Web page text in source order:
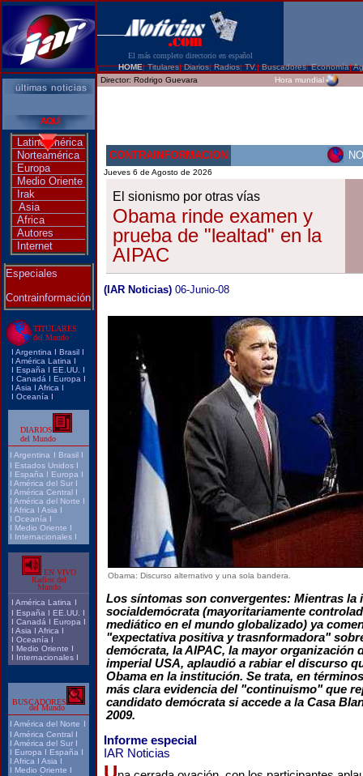
El más completo directorio en español
HOME|Titulares| Diarios| Radios| TV.|Buscadores|Economía|
Latinoamérica
Norteamérica
Europa
Medio Oriente
Irak
Asia
Africa
Autores
Internet
Especiales
Contrainformación
TITULARES
del Mundo
I Argentina I Brasil I
I América Latina I
I España I EE.UU.
I
I Canadá I Europa I
I Asia I Africa I
I Oceanía I
DIARIOS
del Mundo
I Argentina I Brasil I
I Estados Unidos I
I España I Europa I
I América del Sur I
I América Central I
I América del Norte I
I Africa I Asia I
I Oceanía I
I Medio Oriente I
I Internacionales I
EN VIVO
Radios del
Mundo
I América Latina I
I España I EE.UU.
I
I Canadá I Europa I
I Asia I Africa I
I Oceanía I
I Medio Oriente I
I Internacionales I
BUSCADORES
del Mundo
I América del Norte I
I América Central I
I América del Sur I
I Europa I España I
I Africa I Asia I
I Medio Oriente I
Director: Rodrigo Guevara Hora mundial
CONTRAINFORMACION
Jueves 6 de Agosto de 2026
El sionismo por otras vías
Obama rinde examen y
prueba de "lealtad" en la
AIPAC
(IAR Noticias) 06-Junio-08
Obama: Discurso alternativo y una sola bandera.
Los síntomas son convergentes: Mientras la
socialdemócrata (mayoritariamente
mediático en el mundo globalizado) ya
"expectativa positiva y trasnformadora"
demócrata, la AIPAC, la mayor organización
imperial USA, aplaudió a rabiar el discurso
Obama en la institución. Se trata, en
más clara evidencia del "continuismo" que
candidato demócrata si accede a la Casa
2009.
Informe especial
IAR Noticias